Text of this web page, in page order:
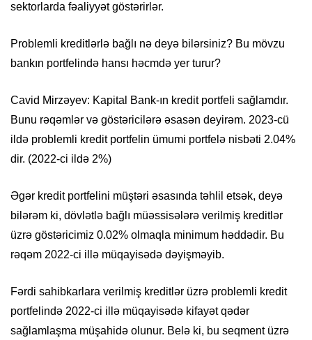
sektorlarda fəaliyyət göstərirlər.
Problemli kreditlərlə bağlı nə deyə bilərsiniz? Bu mövzu
bankın portfelində hansı həcmdə yer turur?
Cavid Mirzəyev: Kapital Bank-ın kredit portfeli sağlamdır.
Bunu rəqəmlər və göstəricilərə əsasən deyirəm. 2023-cü
ildə problemli kredit portfelin ümumi portfelə nisbəti 2.04%
dir. (2022-ci ildə 2%)
Əgər kredit portfelini müştəri əsasında təhlil etsək, deyə
bilərəm ki, dövlətlə bağlı müəssisələrə verilmiş kreditlər
üzrə göstəricimiz 0.02% olmaqla minimum həddədir. Bu
rəqəm 2022-ci illə müqayisədə dəyişməyib.
Fərdi sahibkarlara verilmiş kreditlər üzrə problemli kredit
portfelində 2022-ci illə müqayisədə kifayət qədər
sağlamlaşma müşahidə olunur. Belə ki, bu seqment üzrə